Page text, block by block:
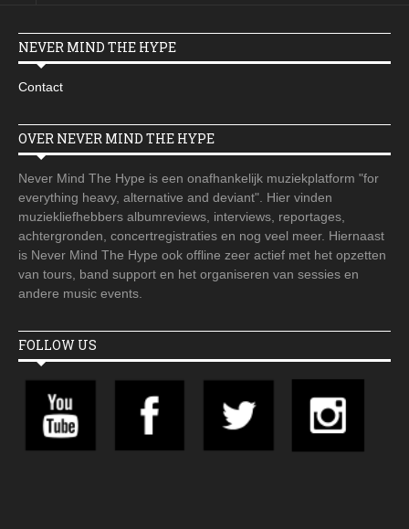
NEVER MIND THE HYPE
Contact
OVER NEVER MIND THE HYPE
Never Mind The Hype is een onafhankelijk muziekplatform "for
everything heavy, alternative and deviant". Hier vinden
muziekliefhebbers albumreviews, interviews, reportages,
achtergronden, concertregistraties en nog veel meer. Hiernaast
is Never Mind The Hype ook offline zeer actief met het opzetten
van tours, band support en het organiseren van sessies en
andere music events.
FOLLOW US